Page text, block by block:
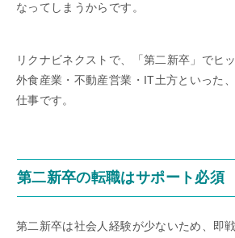
なってしまうからです。
リクナビネクストで、「第二新卒」でヒ
外食産業・不動産営業・IT土方といった
仕事です。
第二新卒の転職はサポート必須
第二新卒は社会人経験が少ないため、即